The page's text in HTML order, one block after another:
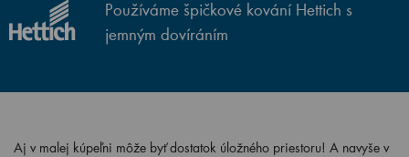
Používáme špičkové kování Hettich s
jemným dovíráním
Aj v malej kúpeľni môže byť dostatok úložného priestoru! A navyše v